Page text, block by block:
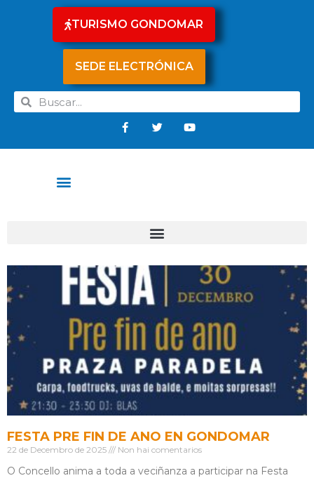
TURISMO GONDOMAR
SEDE ELECTRÓNICA
FESTA PRE FIN DE ANO EN GONDOMAR
22 de Decembro de 2025 Non hai comentarios
O Concello anima a toda a veciñanza a participar na Festa